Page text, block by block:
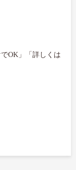
OK」「詳しくは